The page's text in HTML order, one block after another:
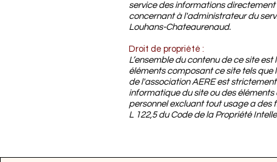
service des informations
concernant à l'administrateur du
Louhans-Chateaurenaud.
Droit de propriété :
L’ensemble du contenu de ce site
éléments composant ce site tels que
de l'association AERE est
informatique du site ou des éléments
personnel excluant tout usage a des
L 122,5 du Code de la Propriété